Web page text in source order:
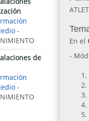
En el
-
-
de
-